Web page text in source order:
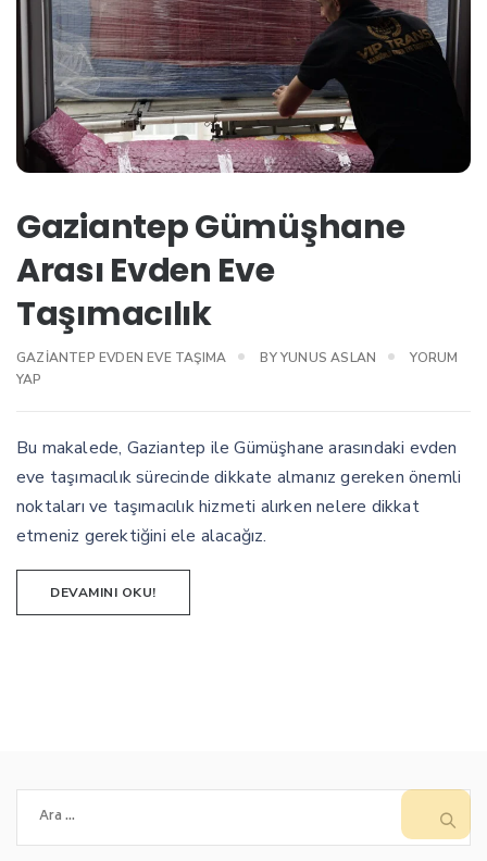
Gaziantep Gümüşhane
Arası Evden Eve
Taşımacılık
GAZIANTEP EVDEN EVE TAŞIMA BYYUNUS ASLAN
YORUM
YAP
Bu makalede, Gaziantep ile Gümüşhane arasındaki evden
eve taşımacılık sürecinde dikkate almanız gereken önemli
noktaları ve taşımacılık hizmeti alırken nelere dikkat
etmeniz gerektiğini ele alacağız.
DEVAMINI OKU!